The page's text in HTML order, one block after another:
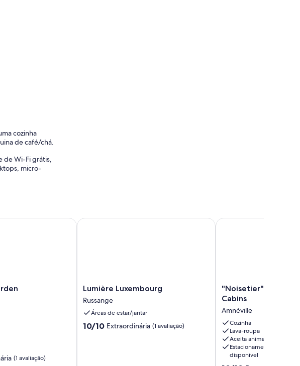
cozinha
de café/chá.
de Wi-Fi grátis,
micro-
Corbusier Site"
(1 avaliação)
Lumière
Luxembourg
Russange
Lumière Luxembourg
Russange
Áreas de estar/jantar
10.0
10/10 Extraordinária (1 avaliação)
Lumière Luxembourg
"Noisetier"
Cabin
The
Center's
Cabins
Amnéville
"Noisetier" Cabin -
Cabins
Amnéville
Cozinha
Lava-roupa
Aceita animais
Estacionamento
disponível
"Noisetier" Cabin -